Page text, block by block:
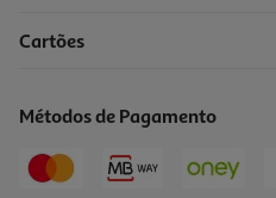
Cartões
Métodos de Pagamento